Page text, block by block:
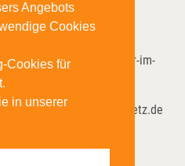
Angebots
Cookies
Cookies für
in unserer
im-netz.de
und-psychiater-im-
www.anaesthesisten-im-netz.de